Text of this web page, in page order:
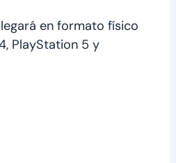
en formato físico
PlayStation 5 y